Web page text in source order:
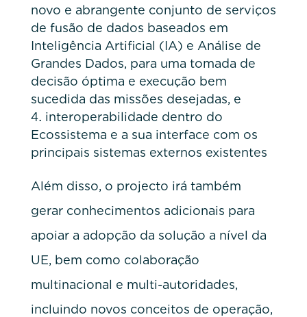
novo e abrangente conjunto de serviços
de fusão de dados baseados em
Inteligência Artificial (IA) e Análise de
Grandes Dados, para uma tomada de
decisão óptima e execução bem
sucedida das missões desejadas, e
interoperabilidade dentro do
Ecossistema e a sua interface com os
principais sistemas externos existentes
Além disso, o projecto irá também
gerar conhecimentos adicionais para
apoiar a adopção da solução a nível da
UE, bem como colaboração
multinacional e multi-autoridades,
incluindo novos conceitos de operação,